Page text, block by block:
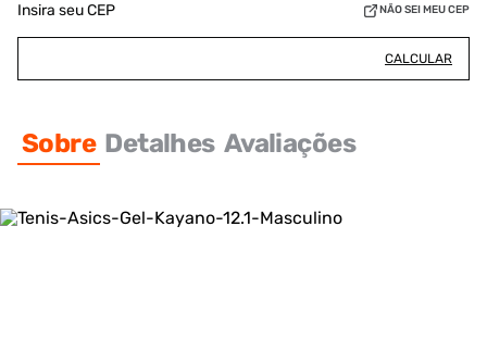
Insira seu CEP NÃO SEI MEU CEP
CALCULAR
Sobre Detalhes Avaliações